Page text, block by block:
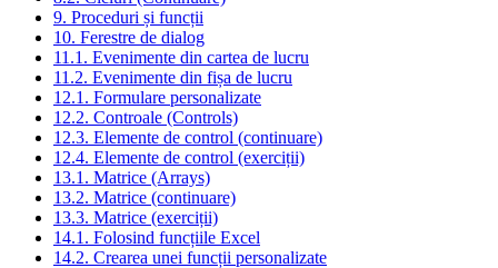
9. Proceduri și funcții
10. Ferestre de dialog
11.1. Evenimente din cartea de lucru
11.2. Evenimente din fișa de lucru
12.1. Formulare personalizate
12.2. Controale (Controls)
12.3. Elemente de control (continuare)
12.4. Elemente de control (exerciții)
13.1. Matrice (Arrays)
13.2. Matrice (continuare)
13.3. Matrice (exerciții)
14.1. Folosind funcțiile Excel
14.2. Crearea unei funcții personalizate